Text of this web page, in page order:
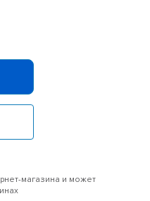
магазина и может